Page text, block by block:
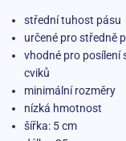
střední tuhost pásu
určené pro středně
vhodné pro posílení
cviků
minimální rozměry
nízká hmotnost
šířka: 5 cm